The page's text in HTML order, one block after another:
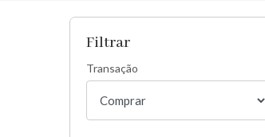
Filtrar
Transação